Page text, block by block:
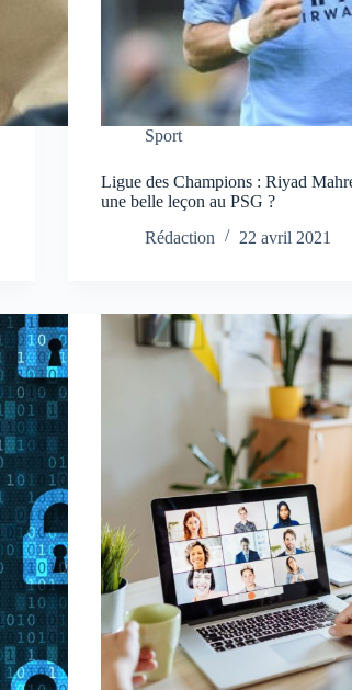
Sport
Ligue des Champions : Riyad
une belle leçon au PSG ?
Rédaction
22 avril 2021